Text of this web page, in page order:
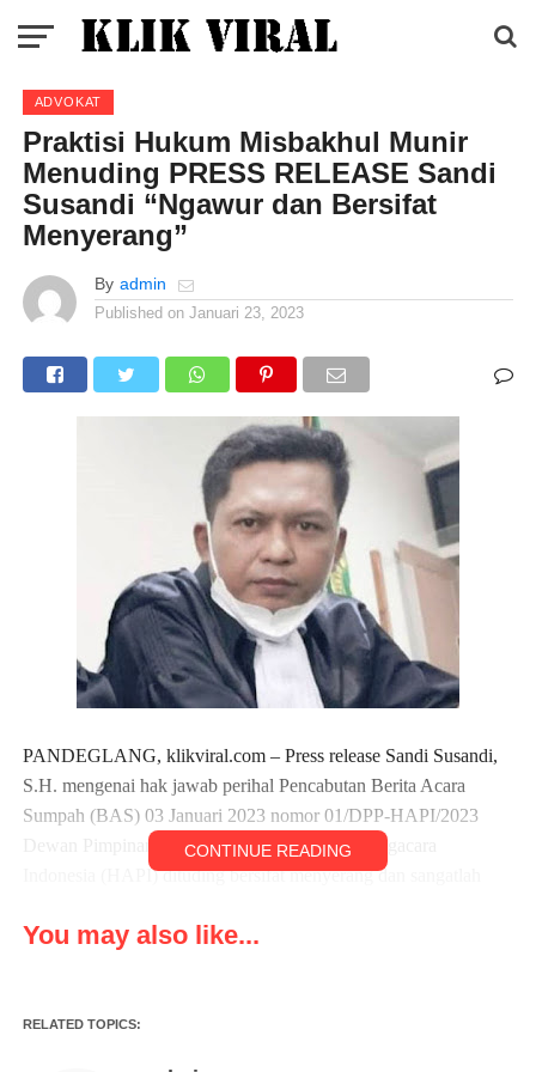
ADVOKAT
Praktisi Hukum Misbakhul Munir
Menuding PRESS RELEASE Sandi
Susandi “Ngawur dan Bersifat
Menyerang”
By admin
Published on Januari 23, 2023
PANDEGLANG, klikviral.com – Press release Sandi Susandi,
S.H. mengenai hak jawab perihal Pencabutan Berita Acara
Sumpah (BAS) 03 Januari 2023 nomor 01/DPP-HAPI/2023
Dewan Pimpinan Pusat Himpunan Advokat/Pengacara
Indonesia (HAPI) dituding bersifat menyerang dan sangatlah
CONTINUE READING
You may also like...
RELATED TOPICS: